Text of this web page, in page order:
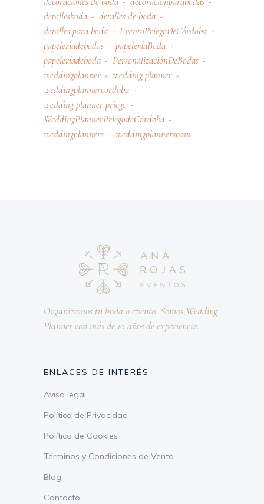
detallesboda
detalles de boda
detalles para boda
EventoPriegoDeCórdoba
papeleriadebodas
papeleríaBoda
papeleríadeboda
PersonalizaciónDeBodas
weddingplanner
wedding planner
weddingplannercordoba
wedding planner priego
WeddingPlannerPriegodeCórdoba
weddingplanners
weddingplannerspain
Organizamos tu boda o evento. Somos Wedding
Planner con más de 10 años de experiencia.
ENLACES DE INTERÉS
Aviso legal
Política de Privacidad
Política de Cookies
Términos y Condiciones de Venta
Blog
Contacto